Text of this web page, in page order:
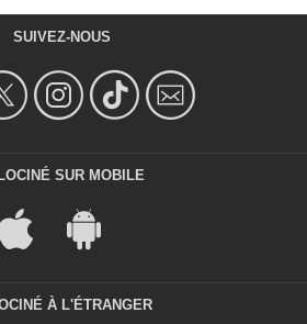
SUIVEZ-NOUS
SUR MOBILE
À L'ÉTRANGER